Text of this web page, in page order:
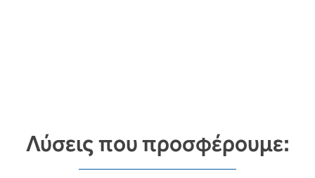
Λύσεις που προσφέρουμε: